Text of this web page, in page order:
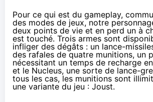
Pour ce qui est du gameplay,
des modes de jeux, notre
deux points de vie et en perd un à
est touché. Trois armes sont
infliger des dégâts : un lance-
des rafales de quatre munitions, un
nécessitant un temps de recharge
et le Nucleus, une sorte de lance-
tous les cas, les munitions sont
une variante du jeu : Joust.